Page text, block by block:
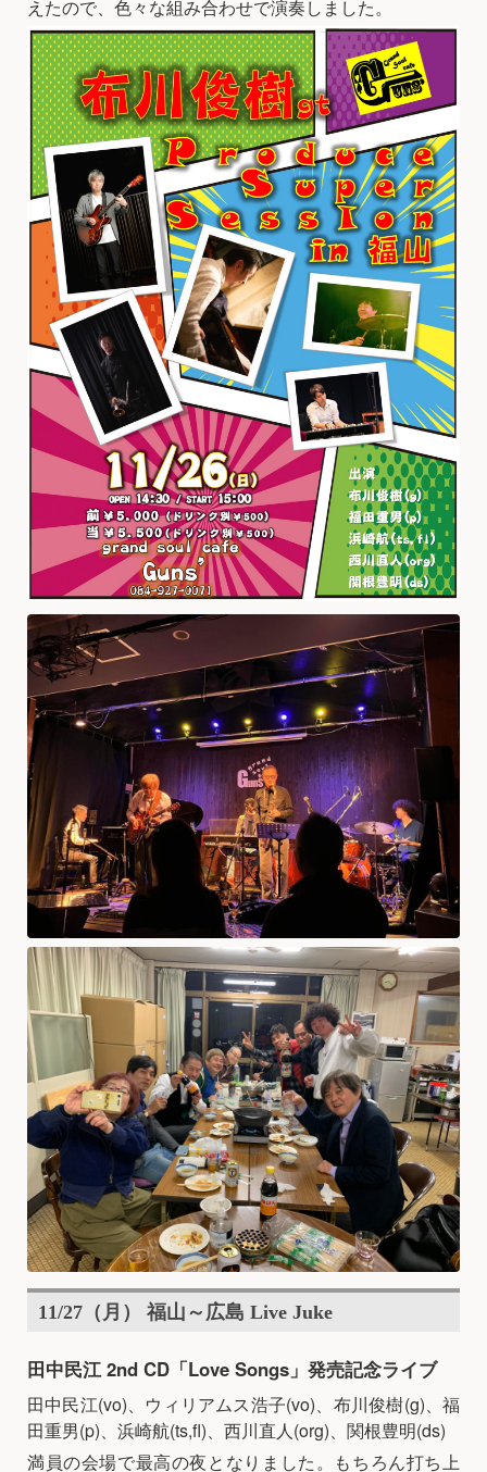
えたので、色々な組み合わせで演奏しました。
11/27（月） 福山～広島 Live Juke
田中民江 2nd CD「Love Songs」発売記念ライブ
田中民江(vo)、ウィリアムス浩子(vo)、布川俊樹(g)、福
田重男(p)、浜崎航(ts,fl)、西川直人(org)、関根豊明(ds)
満員の会場で最高の夜となりました。もちろん打ち上